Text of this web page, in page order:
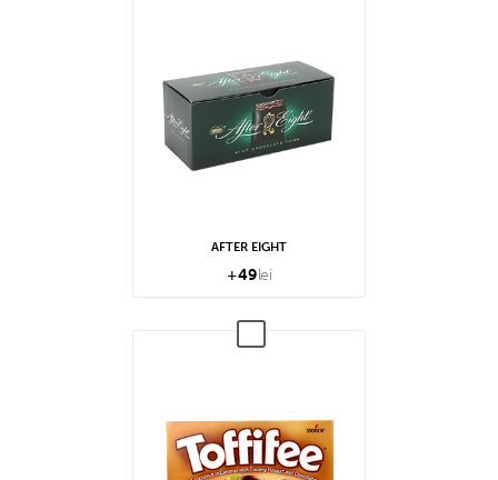
AFTER EIGHT
+49lei